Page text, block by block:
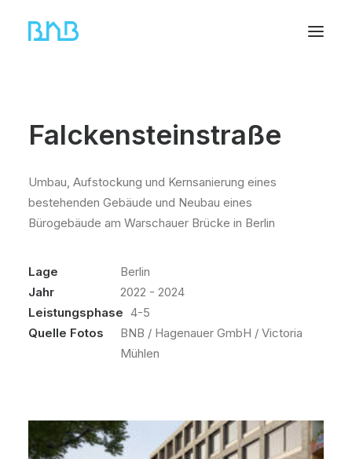
Falckensteinstraße
Umbau, Aufstockung und Kernsanierung eines
bestehenden Gebäude und Neubau eines
Bürogebäude am Warschauer Brücke in Berlin
Lage
Berlin
Jahr
2022 - 2024
Leistungsphase 4-5
Quelle Fotos
BNB / Hagenauer GmbH / Victoria
Mühlen